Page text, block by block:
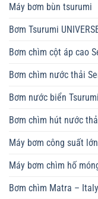
Máy bơm bùn tsurumi
Bơm Tsurumi
Bơm chìm cột áp cao
Bơm chìm nước thải
Bơm nước biển Tsurumi
Bơm chìm hút nước
Máy bơm công suất lớn
Máy bơm chìm hố
Bơm chìm Matra – Italy